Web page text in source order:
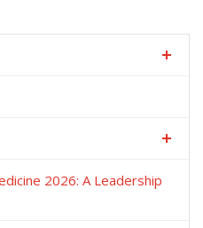
2026: A Leadership